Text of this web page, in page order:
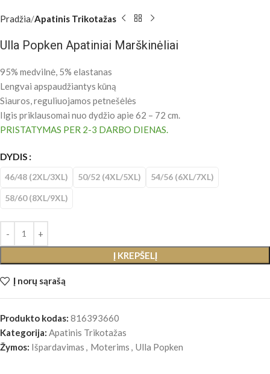
Pradžia Apatinis Trikotažas
Ulla Popken Apatiniai Marškinėliai
95% medvilnė, 5% elastanas
Lengvai apspaudžiantys kūną
Siauros, reguliuojamos petnešėlės
Ilgis priklausomai nuo dydžio apie 62 – 72 cm.
PRISTATYMAS PER 2-3 DARBO DIENAS.
DYDIS
46/48 (2XL/3XL) 50/52 (4XL/5XL) 54/56 (6XL/7XL)
58/60 (8XL/9XL)
Į KREPŠELĮ
Į norų sąrašą
Produkto kodas: 816393660
Kategorija: Apatinis Trikotažas
Žymos: Išpardavimas Moterims Ulla Popken